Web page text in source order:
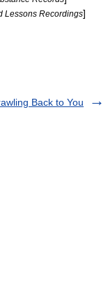
Lessons Recordings]
Back to You